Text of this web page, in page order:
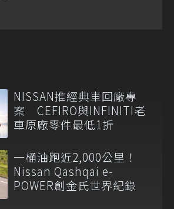
NISSAN推經典車回廠專
案 CEFIRO與INFINITI老
車原廠零件最低1折
一桶油跑近2,000公里！
Nissan Qashqai e-
POWER創金氏世界紀錄